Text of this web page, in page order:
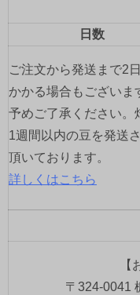
日数
ご注文から発送まで2
かかる場合もございま
予めご了承ください。
1週間以内の豆を発送
頂いております。
詳しくはこちら
【
〒324-0041